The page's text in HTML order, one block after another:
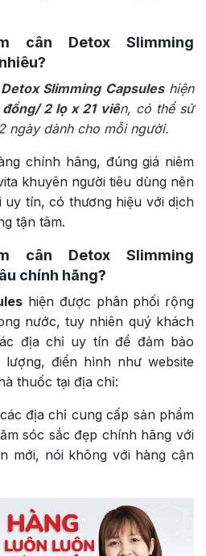
cân Detox Slimming
Slimming Capsuleshiện
2 lọ x 21 viên, có thể sử
ngày dành cho mỗi người.
chính hãng, đúng giá niêm
khuyên người tiêu dùng nên
tín, có thương hiệu với dịch
tận tâm.
cân Detox Slimming
chính hãng?
hiện được phân phối rộng
nước, tuy nhiên quý khách
địa chỉ uy tín để đảm bảo
điển hình như website
thuốc tại địa chỉ:
địa chỉ cung cấp sản phẩm
sóc sắc đẹp chính hãng với
mới, nói không với hàng cận